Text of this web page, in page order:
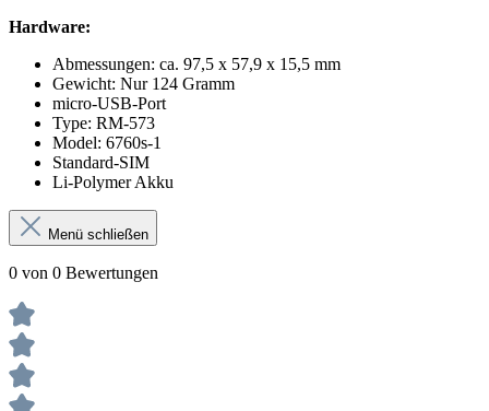
Hardware:
Abmessungen: ca. 97,5 x 57,9 x 15,5 mm
Gewicht: Nur 124 Gramm
micro-USB-Port
Type: RM-573
Model: 6760s-1
Standard-SIM
Li-Polymer Akku
Menü schließen
0 von 0 Bewertungen